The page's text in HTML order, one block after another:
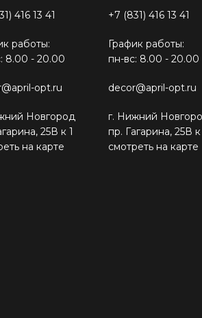
416 13 41
работы:
8.00 - 20.00
opt.ru
Новгород
25В к 1
на карте
+7 (831) 416 13 41
График работы:
пн-вс: 8.00 - 20.00
decor@april-opt.ru
г. Нижний
пр. Гагарина, 25В к
смотреть на карте